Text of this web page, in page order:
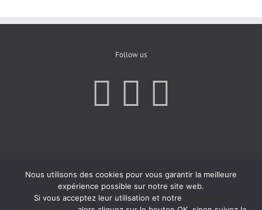
Follow us
Nous utilisons des cookies pour vous garantir la meilleure
expérience possible sur notre site web.
Si vous acceptez leur utilisation et notre